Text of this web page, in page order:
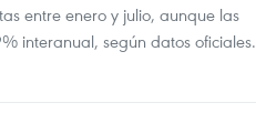
entre enero y julio, aunque las
interanual, según datos oficiales.